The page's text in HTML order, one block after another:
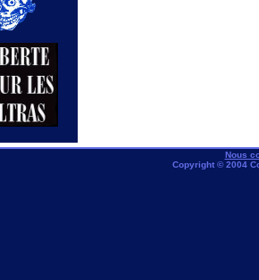
Nous
Copyright © 2004